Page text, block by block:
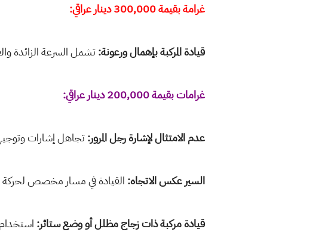
غرامة بقيمة 300,000 دينار عراقي:
قيادة المركبة بإهمال ورعونة:تشمل السرعة الزائدة
غرامات بقيمة 200,000 دينار عراقي:
عدم الامتثال لإشارة رجل المرور:تجاهل إشارات
السير عكس الاتجاه: القيادة في مسار مخصص لحركة
قيادة مركبة ذات زجاج مظلل أو وضع ستائر: